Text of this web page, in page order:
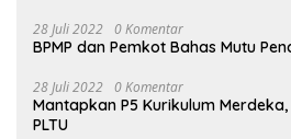
28 Juli 2022 0 Komentar
BPMP dan Pemkot Bahas Mutu
28 Juli 2022 0 Komentar
Mantapkan P5 Kurikulum
PLTU